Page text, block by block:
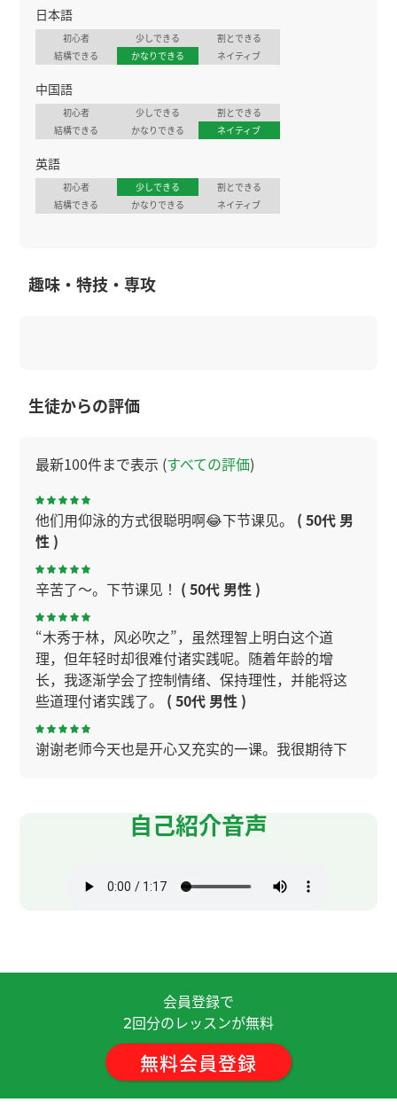
日本語
初心者 少しできる
割とできる
結構できる
かなりできる ネイティブ
中国語
初心者 少しできる
割とできる
結構できる
かなりできる ネイティブ
英語
初心者 少しできる
割とできる
結構できる
かなりできる ネイティブ
趣味・特技・専攻
生徒からの評価
最新100件まで表示 (すべての評価)
他们用仰泳的方式很聪明啊😂下节课见。 ( 50代 男
性 )
辛苦了～。下节课见！ ( 50代 男性 )
“木秀于林，风必吹之”，虽然理智上明白这个道
理，但年轻时却很难付诸实践呢。随着年龄的增
长，我逐渐学会了控制情绪、保持理性，并能将这
些道理付诸实践了。 ( 50代 男性 )
谢谢老师今天也是开心又充实的一课。我很期待下
辛苦了～，下节课见。( 50代 男性 )
脖子上，然后去跑步。下节课见。 ( 50代 男性 )
动必须的。下节课见！( 50代 男性 )
辛苦了～，下节课见！( 50代 男性 )
我也听说过"猫经济“这个词。最近经常看猫和狗的
视频，很想养一只了。下节课见。( 50代 男性 )
自己紹介音声
会員登録で
2回分のレッスンが無料
無料会員登録